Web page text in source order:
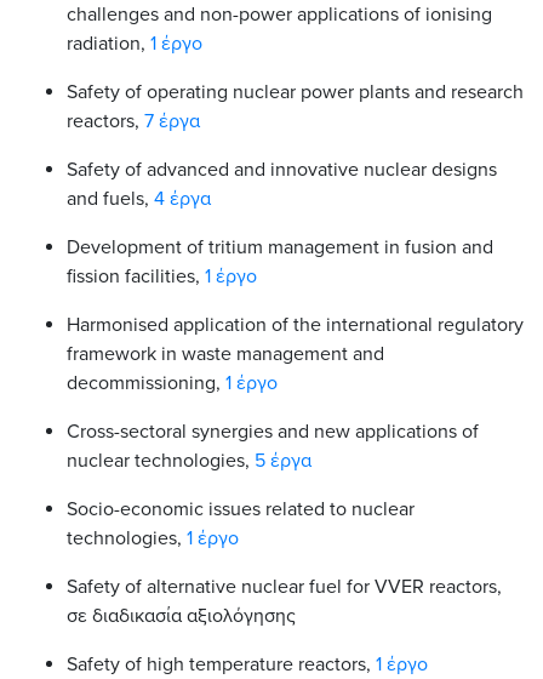
challenges and non-power applications of ionising
radiation, 1 έργο
Safety of operating nuclear power plants and research
reactors, 7 έργα
Safety of advanced and innovative nuclear designs
and fuels, 4 έργα
Development of tritium management in fusion and
fission facilities, 1 έργο
Ηarmonised application of the international regulatory
framework in waste management and
decommissioning, 1 έργο
Cross-sectoral synergies and new applications of
nuclear technologies, 5 έργα
Socio-economic issues related to nuclear
technologies, 1 έργο
Safety of alternative nuclear fuel for VVER reactors,
σε διαδικασία αξιολόγησης
Safety of high temperature reactors, 1 έργο